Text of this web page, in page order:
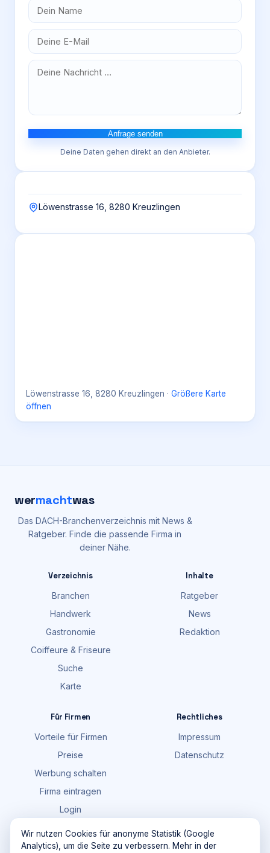
Anfrage senden
Deine Daten gehen direkt an den Anbieter.
Löwenstrasse 16, 8280 Kreuzlingen
Löwenstrasse 16, 8280 Kreuzlingen · Größere Karte
öffnen
wermachtwas
Das DACH-Branchenverzeichnis mit News &
Ratgeber. Finde die passende Firma in
deiner Nähe.
Verzeichnis
Branchen
Handwerk
Gastronomie
Coiffeure & Friseure
Suche
Karte
Inhalte
Ratgeber
News
Redaktion
Für Firmen
Vorteile für Firmen
Preise
Werbung schalten
Firma eintragen
Login
Rechtliches
Impressum
Datenschutz
Wir nutzen Cookies für anonyme Statistik (Google
Analytics), um die Seite zu verbessern. Mehr in der